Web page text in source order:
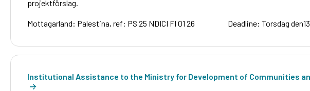
projektförslag.
Mottagarland: Palestina, ref: PS 25 NDICI FI 01 26 Deadline: Torsdag
Institutional Assistance to the Ministry for Development of Communities